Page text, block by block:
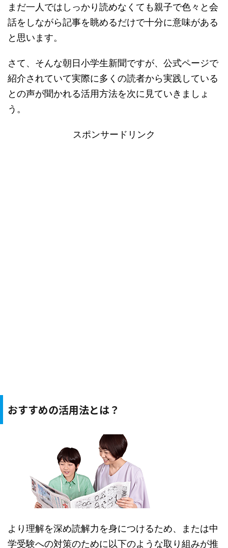
まだ一人ではしっかり読めなくても親子で色々と会
話をしながら記事を眺めるだけで十分に意味がある
と思います。
さて、そんな朝日小学生新聞ですが、公式ページで
紹介されていて実際に多くの読者から実践している
との声が聞かれる活用方法を次に見ていきましょ
う。
スポンサードリンク
おすすめの活用法とは？
より理解を深め読解力を身につけるため、または中
学受験への対策のために以下のような取り組みが推